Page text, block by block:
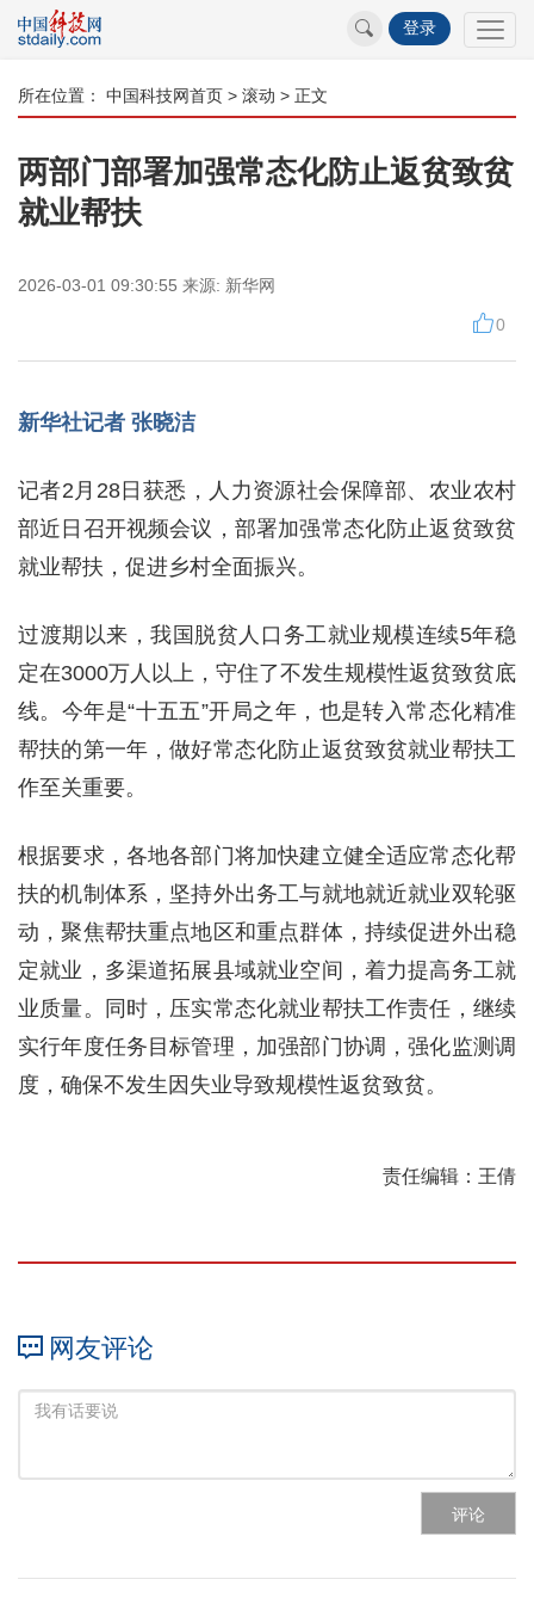
登录
所在位置： 中国科技网首页 > 滚动 > 正文
两部门部署加强常态化防止返贫致贫
就业帮扶
2026-03-01 09:30:55 来源: 新华网
0
新华社记者 张晓洁
记者2月28日获悉，人力资源社会保障部、农业农村
部近日召开视频会议，部署加强常态化防止返贫致贫
就业帮扶，促进乡村全面振兴。
过渡期以来，我国脱贫人口务工就业规模连续5年稳
定在3000万人以上，守住了不发生规模性返贫致贫底
线。今年是“十五五”开局之年，也是转入常态化精准
帮扶的第一年，做好常态化防止返贫致贫就业帮扶工
作至关重要。
根据要求，各地各部门将加快建立健全适应常态化帮
扶的机制体系，坚持外出务工与就地就近就业双轮驱
动，聚焦帮扶重点地区和重点群体，持续促进外出稳
定就业，多渠道拓展县域就业空间，着力提高务工就
业质量。同时，压实常态化就业帮扶工作责任，继续
实行年度任务目标管理，加强部门协调，强化监测调
度，确保不发生因失业导致规模性返贫致贫。
责任编辑：王倩
网友评论
评论